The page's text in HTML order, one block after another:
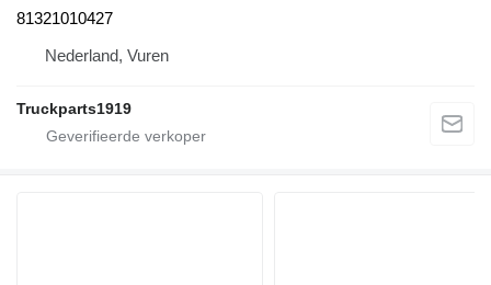
81321010427
Nederland, Vuren
Truckparts1919